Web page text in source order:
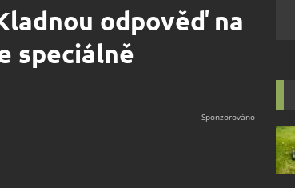
odpověď na
speciálně